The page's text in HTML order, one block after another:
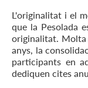
L'originalitat i el
que la Pesolada
originalitat. Molta
anys, la
participants en
dediquen cites